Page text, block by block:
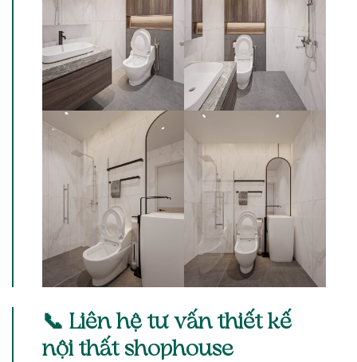
📞 Liên hệ tư vấn thiết kế
nội thất shophouse